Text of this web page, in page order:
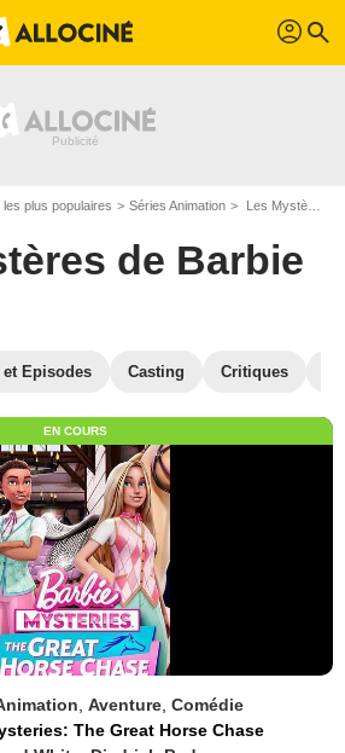
profil search
plus populaires Séries Animation Les Mystères de Barbie
de Barbie
Episodes Casting Critiques
EN COURS
Aventure Comédie
The Great Horse Chase